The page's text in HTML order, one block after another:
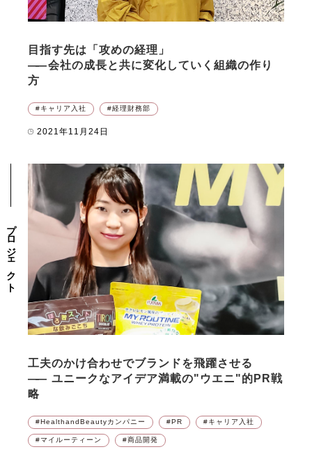
目指す先は「攻めの経理」
―― 会社の成長と共に変化していく組織の作り
方
キャリア入社 経理財務部
2021年11月24日
プロジェクト
工夫のかけ合わせでブランドを飛躍させる
――
ユニークなアイデア満載の"ウエニ"的PR戦
略
HealthandBeautyカンパニー PR キャリア入社
マイルーティーン 商品開発